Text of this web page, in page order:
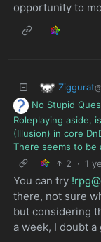
opportunity to
Ziggurat
No Stupid
Roleplaying aside,
(Illusion) in core
There seems to be
2
· 1
You can try
there, not sure
but considering
a week, I doubt